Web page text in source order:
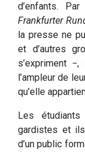
d’enfants.
Frankfurter
la presse ne
et d’autres
s’expriment
l’ampleur de
qu’elle
Les
gardistes et
d’un public